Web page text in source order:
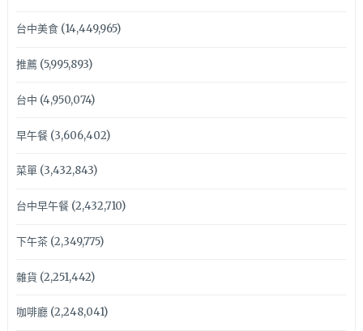
台中美食(14,449,965)
推薦(5,995,893)
台中 (4,950,074)
早午餐(3,606,402)
菜單(3,432,843)
台中早午餐(2,432,710)
下午茶(2,349,775)
雜貨 (2,251,442)
咖啡廳(2,248,041)